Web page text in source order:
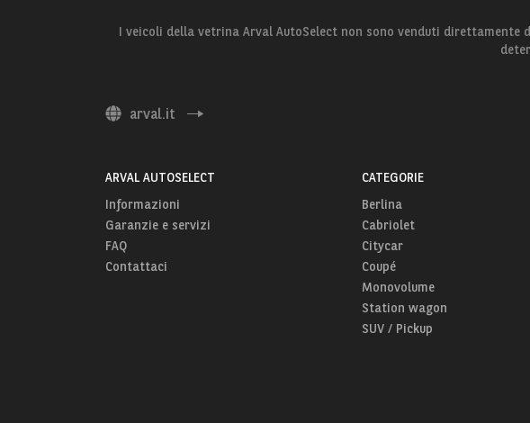
I veicoli della vetrina Arval AutoSelect non sono venduti
arval.it
ARVAL AUTOSELECT
Informazioni
Garanzie e servizi
FAQ
Contattaci
CATEGORIE
Berlina
Cabriolet
Citycar
Coupé
Monovolume
Station wagon
SUV / Pickup